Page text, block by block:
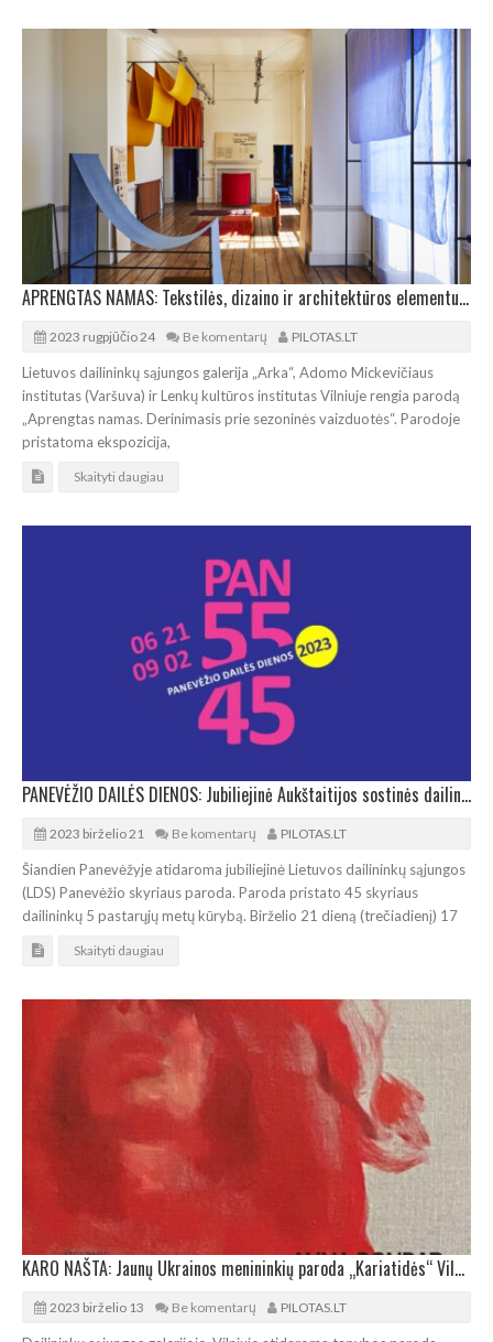
APRENGTAS NAMAS: Tekstilės, dizaino ir architektūros elementus apjungianti paroda
2023 rugpjūčio 24 Be komentarų PILOTAS.LT
Lietuvos dailininkų sąjungos galerija „Arka“, Adomo Mickevičiaus
institutas (Varšuva) ir Lenkų kultūros institutas Vilniuje rengia parodą
„Aprengtas namas. Derinimasis prie sezoninės vaizduotės“. Parodoje
pristatoma ekspozicija,
Skaityti daugiau
PANEVĖŽIO DAILĖS DIENOS: Jubiliejinė Aukštaitijos sostinės dailininkų paroda PAN 55-45
2023 birželio 21 Be komentarų PILOTAS.LT
Šiandien Panevėžyje atidaroma jubiliejinė Lietuvos dailininkų sąjungos
(LDS) Panevėžio skyriaus paroda. Paroda pristato 45 skyriaus
dailininkų 5 pastarųjų metų kūrybą. Birželio 21 dieną (trečiadienį) 17
Skaityti daugiau
KARO NAŠTA: Jaunų Ukrainos menininkių paroda „Kariatidės“ Vilniuje
2023 birželio 13 Be komentarų PILOTAS.LT